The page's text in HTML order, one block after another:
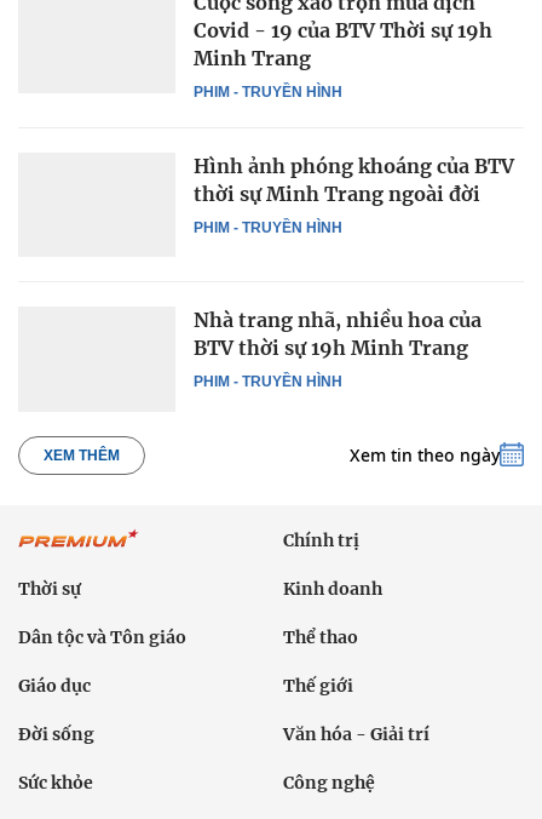
PHIM - TRUYỀN HÌNH
Covid - 19 của BTV Thời sự 19h
Minh Trang
PHIM - TRUYỀN HÌNH
Hình ảnh phóng khoáng của BTV
thời sự Minh Trang ngoài đời
PHIM - TRUYỀN HÌNH
Nhà trang nhã, nhiều hoa của
BTV thời sự 19h Minh Trang
XEM THÊM Xem tin theo ngày
Chính trị
Thời sự Kinh doanh
Dân tộc và Tôn giáo Thể thao
Giáo dục Thế giới
Đời sống Văn hóa - Giải trí
Sức khỏe Công nghệ